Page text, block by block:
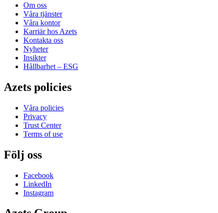
Om oss
Våra tjänster
Våra kontor
Karriär hos Azets
Kontakta oss
Nyheter
Insikter
Hållbarhet – ESG
Azets policies
Våra policies
Privacy
Trust Center
Terms of use
Följ oss
Facebook
LinkedIn
Instagram